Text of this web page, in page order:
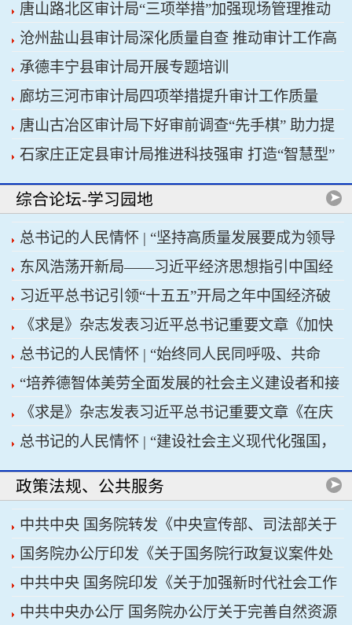
增效
唐山路北区审计局“三项举措”加强现场管理推动
审计工作科学规范
沧州盐山县审计局深化质量自查 推动审计工作高
质量发展
承德丰宁县审计局开展专题培训
廊坊三河市审计局四项举措提升审计工作质量
唐山古冶区审计局下好审前调查“先手棋” 助力提
升项目质效
石家庄正定县审计局推进科技强审 打造“智慧型”
审计机关
综合论坛-学习园地
总书记的人民情怀 | “坚持高质量发展要成为领导
干部政绩观的重要内容”
东风浩荡开新局——习近平经济思想指引中国经
济高质量发展行稳致远
习近平总书记引领“十五五”开局之年中国经济破
浪前行
《求是》杂志发表习近平总书记重要文章《加快
建设健康中国》
总书记的人民情怀 | “始终同人民同呼吸、共命
运、心连心”
“培养德智体美劳全面发展的社会主义建设者和接
班人”——习近平总书记的重要论述指引基础教育
改革发展开创新局面
《求是》杂志发表习近平总书记重要文章《在庆
祝中国共产党成立105周年大会上的讲话》
总书记的人民情怀 | “建设社会主义现代化强国，
关键在科技自立自强”
政策法规、公共服务
中共中央 国务院转发《中央宣传部、司法部关于
开展法治宣传教育的第九个五年规划（2026——
2030年）》
国务院办公厅印发《关于国务院行政复议案件处
理程序的若干规定》
中共中央 国务院印发《关于加强新时代社会工作
的意见》
中共中央办公厅 国务院办公厅关于完善自然资源